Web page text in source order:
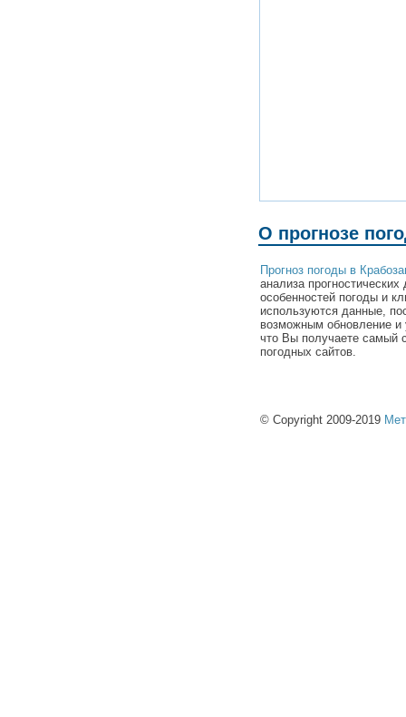
О прогнозе
Прогноз погоды в
анализа
особенностей погоды и
используются данные,
возможным обновление и
что Вы получаете самый
погодных сайтов.
© Copyright 2009-2019